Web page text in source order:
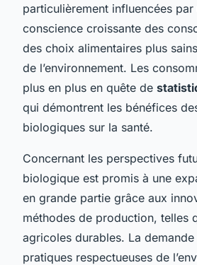
particulièrement influencées
conscience croissante des
des choix alimentaires plus
de l’environnement. Les
plus en plus en quête de
qui démontrent les bénéfices
biologiques sur la santé.
Concernant les perspectives
biologique est promis à une
en grande partie grâce aux
méthodes de production, telles
agricoles durables. La
pratiques respectueuses de